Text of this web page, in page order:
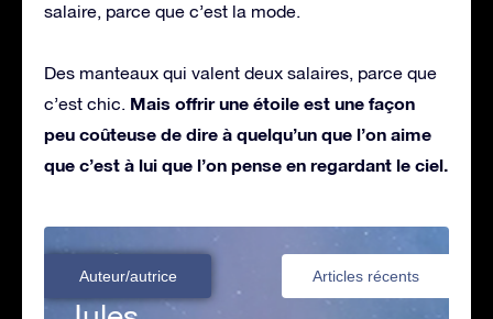
salaire, parce que c’est la mode.
Des manteaux qui valent deux salaires, parce que
c’est chic. Mais offrir une étoile est une façon
peu coûteuse de dire à quelqu’un que l’on aime
que c’est à lui que l’on pense en regardant le ciel.
Auteur/autrice Articles récents